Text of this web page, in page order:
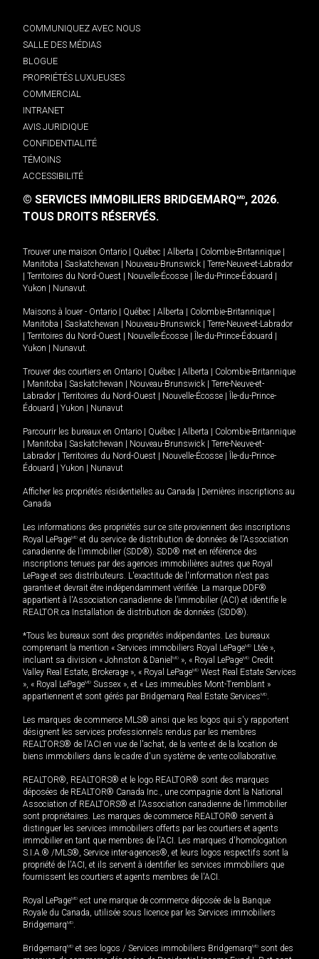
COMMUNIQUEZ AVEC NOUS
SALLE DES MÉDIAS
BLOGUE
PROPRIÉTÉS LUXUEUSES
COMMERCIAL
INTRANET
AVIS JURIDIQUE
CONFIDENTIALITÉ
TÉMOINS
ACCESSIBILITÉ
© SERVICES IMMOBILIERS BRIDGEMARQMD, 2026.
TOUS DROITS RÉSERVÉS.
Trouver une maison Ontario Québec Alberta Colombie-Britannique
Manitoba
Saskatchewan Nouveau-Brunswick
Terre-Neuve-et-Labrador
Territoires du Nord-Ouest Nouvelle-Écosse Île-du-Prince-Édouard
Yukon
Nunavut.
Maisons à louer - Ontario Québec Alberta Colombie-Britannique
Manitoba
Saskatchewan Nouveau-Brunswick
Terre-Neuve-et-Labrador
Territoires du Nord-Ouest Nouvelle-Écosse Île-du-Prince-Édouard
Yukon
Nunavut.
Trouver des courtiers en Ontario Québec Alberta
Colombie-Britannique
Manitoba Saskatchewan Nouveau-Brunswick
Terre-Neuve-et-
Labrador
Territoires du Nord-Ouest Nouvelle-Écosse
Île-du-Prince-
Édouard
Yukon Nunavut
Parcourir les bureaux en Ontario Québec Alberta
Colombie-Britannique
Manitoba Saskatchewan Nouveau-Brunswick
Terre-Neuve-et-
Labrador
Territoires du Nord-Ouest Nouvelle-Écosse
Île-du-Prince-
Édouard
Yukon Nunavut
Afficher les propriétés résidentielles au Canada
Dernières inscriptions au
Canada
Les informations des propriétés sur ce site proviennent des inscriptions
Royal LePageMD et du service de distribution de données de l'Association
canadienne de l’immobilier (SDD®). SDD® met en référence des
inscriptions tenues par des agences immobilières autres que Royal
LePage et ses distributeurs. L'exactitude de l'information n'est pas
garantie et devrait être indépendamment vérifiée. La marque DDF®
appartient à l'Association canadienne de l’immobilier (ACI) et identifie le
REALTOR.ca Installation de distribution de données (SDD®).
*Tous les bureaux sont des propriétés indépendantes. Les bureaux
comprenant la mention « Services immobiliers Royal LePageMD Ltée »,
incluant sa division « Johnston & Daniel MD », « Royal LePageMD Credit
Valley Real Estate, Brokerage », « Royal LePageMD West Real Estate Services
», « Royal LePageMD Sussex », et « Les immeubles Mont-Tremblant »
appartiennent et sont gérés par Bridgemarq Real Estate ServicesMD.
Les marques de commerce MLS® ainsi que les logos qui s'y rapportent
désignent les services professionnels rendus par les membres
REALTORS® de l'ACI en vue de l'achat, de la vente et de la location de
biens immobiliers dans le cadre d'un système de vente collaborative.
REALTOR®, REALTORS® et le logo REALTOR® sont des marques
déposées de REALTOR® Canada Inc., une compagnie dont la National
Association of REALTORS® et l'Association canadienne de l’immobilier
sont propriétaires. Les marques de commerce REALTOR® servent à
distinguer les services immobiliers offerts par les courtiers et agents
immobilier en tant que membres de l'ACI. Les marques d'homologation
S.I.A.® /MLS®, Service inter-agences®, et leurs logos respectifs sont la
propriété de l'ACI, et ils servent à identifier les services immobiliers que
fournissent les courtiers et agents membres de l'ACI.
Royal LePageMD est une marque de commerce déposée de la Banque
Royale du Canada, utilisée sous licence par les Services immobiliers
BridgemarqMD.
BridgemarqMD et ses logos / Services immobiliers BridgemarqMD sont des